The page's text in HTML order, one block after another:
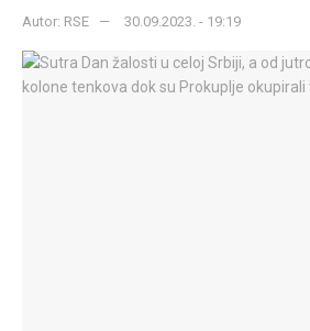
Autor: RSE 30.09.2023. - 19:19